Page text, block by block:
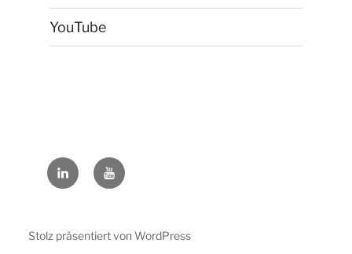
YouTube
LinkedInYouTube
Stolz präsentiert von WordPress